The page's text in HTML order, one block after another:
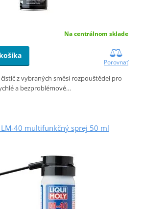
Na centrálnom sklade
Porovnať
z vybraných směsí rozpouštědel pro
a bezproblémové…
LM-40 multifunkčný sprej 50 ml